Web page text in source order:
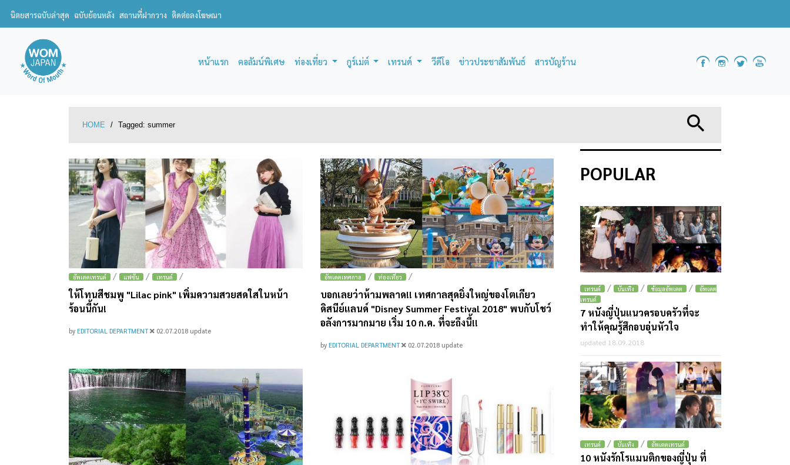
นิตยสารฉบับล่าสุด ฉบับย้อนหลัง สถานที่ฝากวาง ติดต่อลงโฆษณา
หน้าแรก คอลัมน์พิเศษ ท่องเที่ยว กูร์เม่ต์ เทรนด์ วีดีโอ ข่าวประชาสัมพันธ์ สารบัญร้าน
HOME / Tagged: summer
อัพเดตเทรนด์ / แฟชั่น / เทรนด์ /
ให้โทนสีชมพู "Lilac pink" เพิ่มความสวยสดใสในหน้า
ร้อนนี้กัน!
by EDITORIAL DEPARTMENT 02.07.2018 update
อัพเดตเทศกาล / ท่องเที่ยว /
บอกเลยว่าห้ามพลาด!! เทศกาลสุดยิ่งใหญ่ของโตเกียว
ดิสนีย์แลนด์ "Disney Summer Festival 2018" พบกับโชว์
อลังการมากมาย เริ่ม 10 ก.ค. ที่จะถึงนี้!!
by EDITORIAL DEPARTMENT 02.07.2018 update
POPULAR
1
เทรนด์ / บันเทิง / ข้อมูลอัพเดต /
อัพเดต
เทรนด์
7 หนังญี่ปุ่นแนวครอบครัวที่จะ
ทำให้คุณรู้สึกอบอุ่นหัวใจ
updated 18.09.2018
2
เทรนด์ / บันเทิง / อัพเดตเทรนด์
10 หนังรักโรแมนติกของญี่ปุ่น ที่